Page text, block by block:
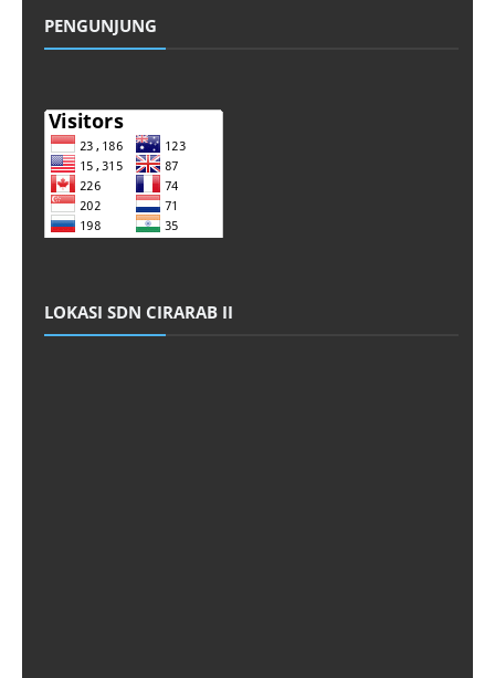
PENGUNJUNG
LOKASI SDN CIRARAB II